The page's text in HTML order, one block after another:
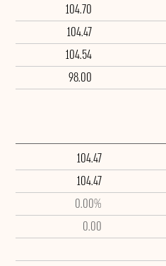
104.70
104.47
104.54
98.00
104.47
104.47
0.00%
0.00